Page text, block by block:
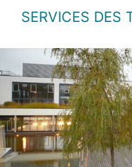
SERVICES DES